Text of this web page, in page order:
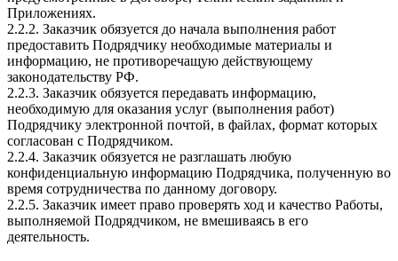
Приложениях.
2.2.2. Заказчик обязуется до начала выполнения работ
предоставить Подрядчику необходимые материалы и
информацию, не противоречащую действующему
законодательству РФ.
2.2.3. Заказчик обязуется передавать информацию,
необходимую для оказания услуг (выполнения работ)
Подрядчику электронной почтой, в файлах, формат которых
согласован с Подрядчиком.
2.2.4. Заказчик обязуется не разглашать любую
конфиденциальную информацию Подрядчика, полученную во
время сотрудничества по данному договору.
2.2.5. Заказчик имеет право проверять ход и качество Работы,
выполняемой Подрядчиком, не вмешиваясь в его
деятельность.